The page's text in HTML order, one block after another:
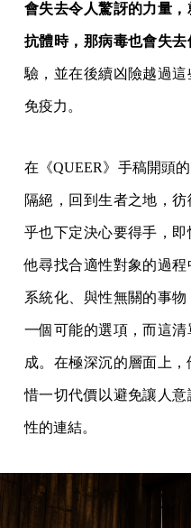
會失去令人驚訝的力量
抗體時，那病毒也會失去
驗，並在後續凶險越過
免疫力。
在《QUEER》手稿開頭
隔絕，回到生者之地，
乎也下定決心要得手，
他尋找合適性對象的過程
系統化、與性無關的事
一個可能的選項，而這
成。在極深沉的層面上
惜一切代價以避免讓人
性的連結。